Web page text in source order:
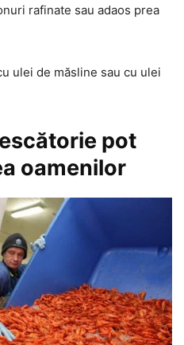
rafinate sau adaos prea
ulei de măsline sau cu ulei
pot
oamenilor